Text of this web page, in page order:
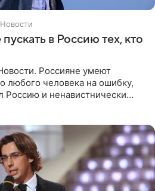
в Россию тех, кто
Россияне умеют
любого человека на ошибку,
Россию и ненавистнически